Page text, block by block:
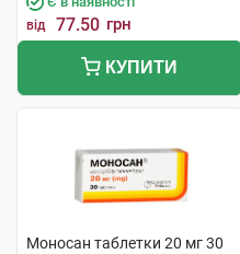
від 77.50 грн
КУПИТИ
Моносан таблетки 20 мг 30